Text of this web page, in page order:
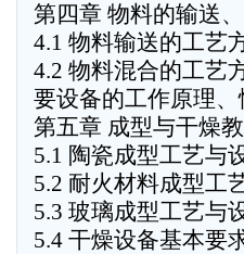
第四章 物料的输送
4.1 物料输送的工艺
4.2 物料混合的工艺
要设备的工作原理、
第五章 成型与干燥
5.1 陶瓷成型工艺与
5.2 耐火材料成型工
5.3 玻璃成型工艺与
5.4 干燥设备基本要